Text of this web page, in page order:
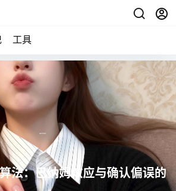
工具
法：巴纳姆效应与确认偏误的